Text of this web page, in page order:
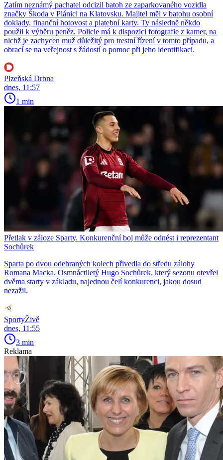
Zatím neznámý pachatel odcizil batoh ze zaparkovaného vozidla
značky Škoda v Plánici na Klatovsku. Majitel měl v batohu osobní
doklady, finanční hotovost a platební karty. Ty následně někdo
použil k výběru peněz. Policie má k dispozici fotografie z kamer, na
nichž je zachycen muž důležitý pro trestní řízení v tomto případu, a
obrací se na veřejnost s žádostí o pomoc při jeho identifikaci.
Plzeňská Drbna
dnes, 11:57
1 min
Přetlak v záloze Sparty. Konkurenční boj může odnést i reprezentant
Sochůrek
Sparta po dvou odehraných kolech přivedla do středu zálohy
Romana Macka. Osmnáctiletý Hugo Sochůrek, který sezonu otevřel
dvěma starty v základu, najednou čelí konkurenci, jakou dosud
nezažil.
SportyŽivě
dnes, 11:55
3 min
Reklama